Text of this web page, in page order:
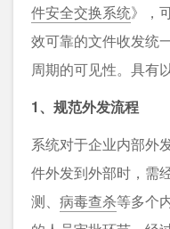
件安全交换系统》，
效可靠的文件收发统
周期的可见性。具有
1、规范外发流程
系统对于企业内部外
件外发到外部时，需
测、 病毒查杀等多个